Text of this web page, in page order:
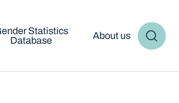
Statistics
Database
About us